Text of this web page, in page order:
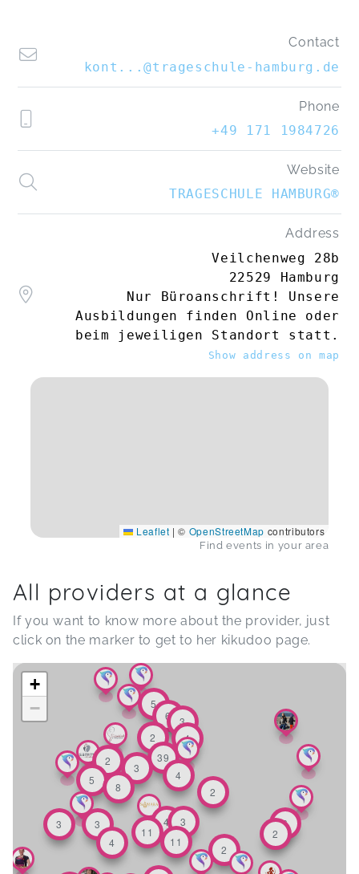
Contact
kont...@trageschule-hamburg.de
Phone
+49 171 1984726
Website
TRAGESCHULE HAMBURG®
Address
Veilchenweg 28b
22529 Hamburg
Nur Büroanschrift! Unsere
Ausbildungen finden Online oder
beim jeweiligen Standort statt.
Show address on map
Leaflet | © OpenStreetMap contributors
Find events in your area
All providers at a glance
If you want to know more about the provider, just
click on the marker to get to her kikudoo page.
ZusammenHalt
Keike Brodersen
Glückskind Cuxhaven Trageberatung
Somara by Jasmin Lindenmaier
Kim's Trageberatung
Meike Michaelsen
Mareike Inhestern
Katja Krischok
MaPaLi - Dein Trageladen Isabel Gödicke
Ina Baumann
Beratung kleiner
Elisabeth Nissen
3
2
6
5
4
2
2
2
4
3
5
4
3
6
4
3
3
11
2 39
11
8
+
−